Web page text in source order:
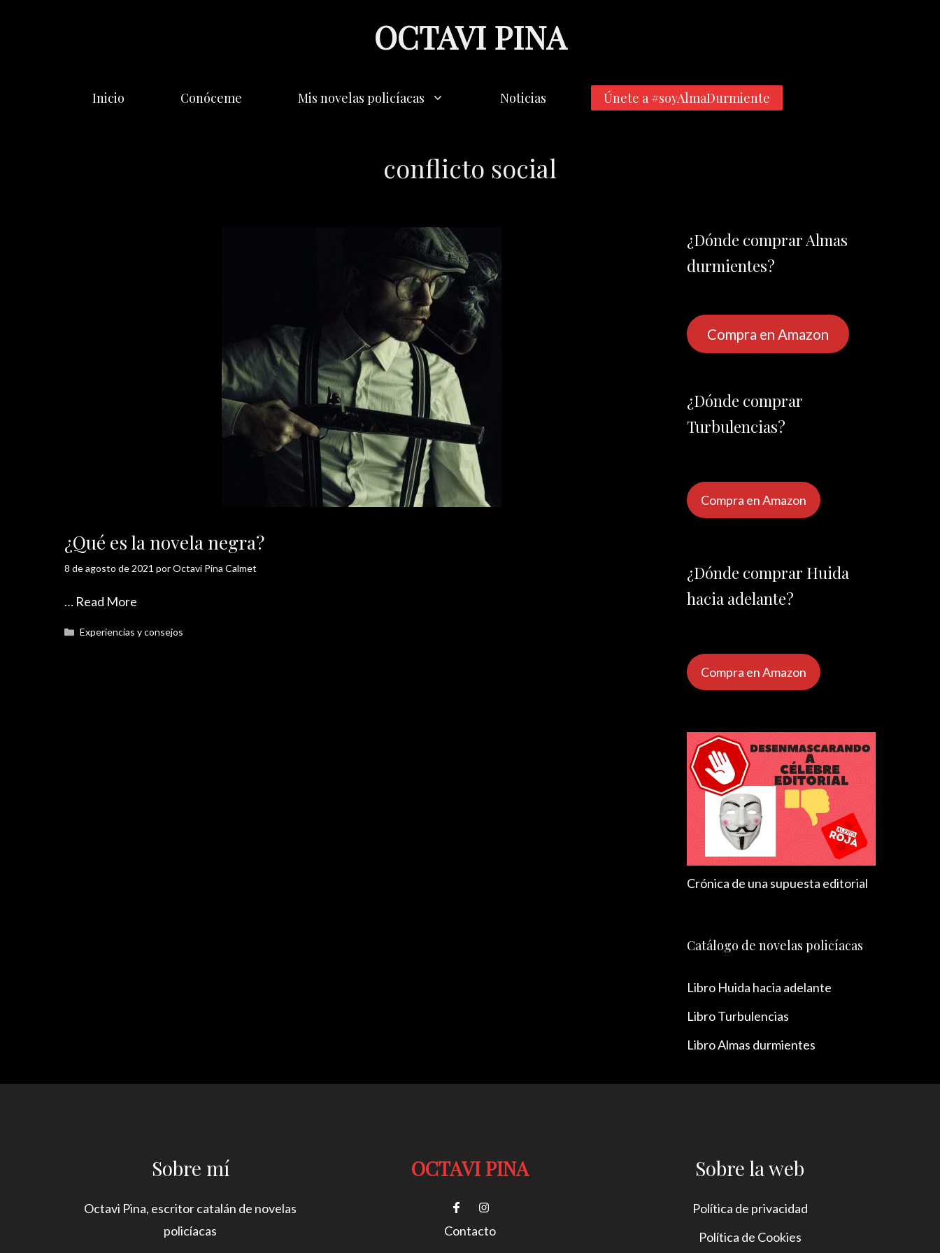
OCTAVI PINA
Inicio Conóceme Mis novelas policíacas Noticias Únete a #soyAlmaDurmiente
conflicto social
¿Qué es la novela negra?
8 de agosto de 2021 porOctavi Pina Calmet
… Read More
Categorías
Experiencias y consejos
¿Dónde comprar Almas
durmientes?
Compra en Amazon
¿Dónde comprar
Turbulencias?
Compra en Amazon
¿Dónde comprar Huida
hacia adelante?
Compra en Amazon
Crónica de una supuesta editorial
Catálogo de novelas policíacas
Libro Huida hacia adelante
Libro Turbulencias
Libro Almas durmientes
Sobre mí
Octavi Pina, escritor catalán de novelas
policíacas
OCTAVI PINA
Contacto
Sobre la web
Política de privacidad
Política de Cookies